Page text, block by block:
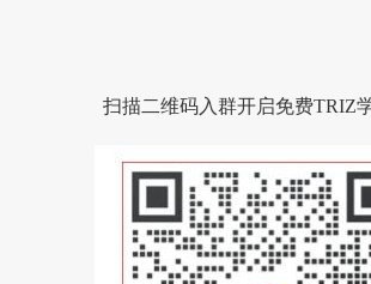
扫描二维码入群开启免费TRIZ